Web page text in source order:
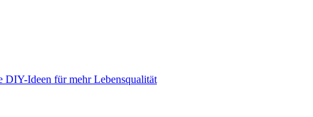
DIY-Ideen für mehr Lebensqualität